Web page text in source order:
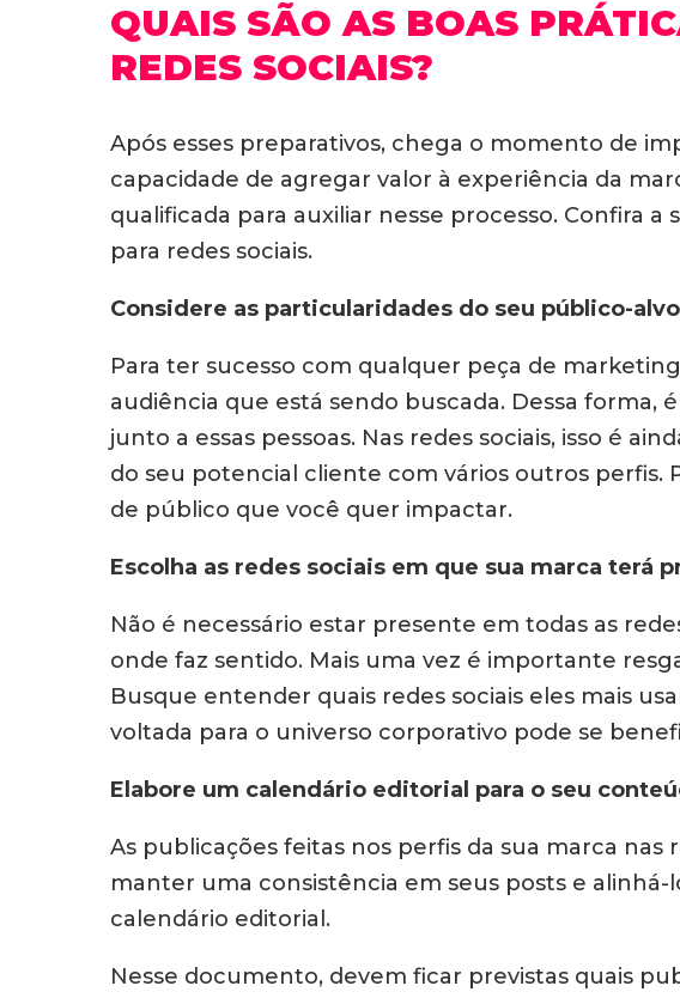
QUAIS SÃO AS BOAS
REDES SOCIAIS?
Após esses preparativos, chega o momento de
capacidade de agregar valor à experiência da
qualificada para auxiliar nesse processo. Confira
para redes sociais.
Considere as particularidades do seu público-alvo
Para ter sucesso com qualquer peça de
audiência que está sendo buscada. Dessa
junto a essas pessoas. Nas redes sociais, isso é
do seu potencial cliente com vários outros
de público que você quer impactar.
Escolha as redes sociais em que sua marca terá
Não é necessário estar presente em todas as
onde faz sentido. Mais uma vez é importante
Busque entender quais redes sociais eles mais
voltada para o universo corporativo pode se
Elabore um calendário editorial para o seu
As publicações feitas nos perfis da sua marca nas
manter uma consistência em seus posts e alinhá-
calendário editorial.
Nesse documento, devem ficar previstas quais